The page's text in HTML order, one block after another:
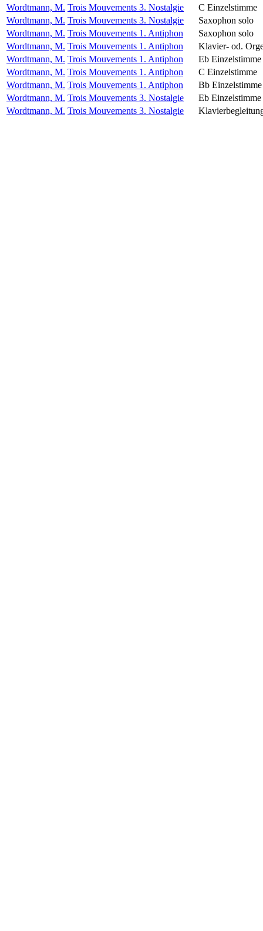
Wordtmann, M. Trois Mouvements 3. Nostalgie
C Einzelstimme
Wordtmann, M. Trois Mouvements 3. Nostalgie
Saxophon solo
Wordtmann, M. Trois Mouvements 1. Antiphon
Saxophon solo
Wordtmann, M. Trois Mouvements 1. Antiphon
Klavier- od.
Wordtmann, M. Trois Mouvements 1. Antiphon
Eb Einzelstimme
Wordtmann, M. Trois Mouvements 1. Antiphon
C Einzelstimme
Wordtmann, M. Trois Mouvements 1. Antiphon
Bb Einzelstimme
Wordtmann, M. Trois Mouvements 3. Nostalgie
Eb Einzelstimme
Wordtmann, M. Trois Mouvements 3. Nostalgie